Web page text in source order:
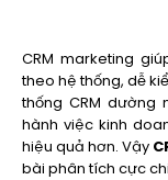
CRM marketing
theo hệ thống, dễ
thống CRM dường
hành việc kinh
hiệu quả hơn. Vậy
bài phân tích cực